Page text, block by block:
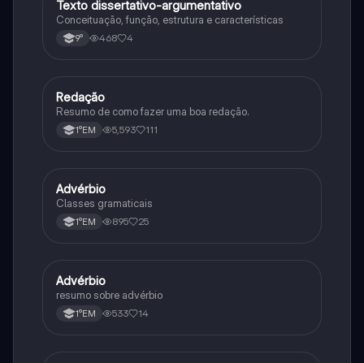
Português
Texto dissertativo-argumentativo
Conceituação, função, estrutura e características
9° 468 4
Português
Redação
Resumo de como fazer uma boa redação.
1°EM 5,593 111
Português
Advérbio
Classes gramaticais
1°EM 895 25
Português
Advérbio
resumo sobre advérbio
1°EM 533 14